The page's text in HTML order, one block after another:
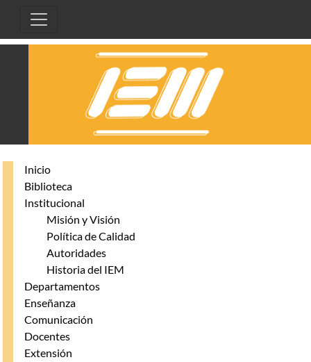
Inicio
Biblioteca
Institucional
Misión y Visión
Política de Calidad
Autoridades
Historia del IEM
Departamentos
Enseñanza
Comunicación
Docentes
Extensión